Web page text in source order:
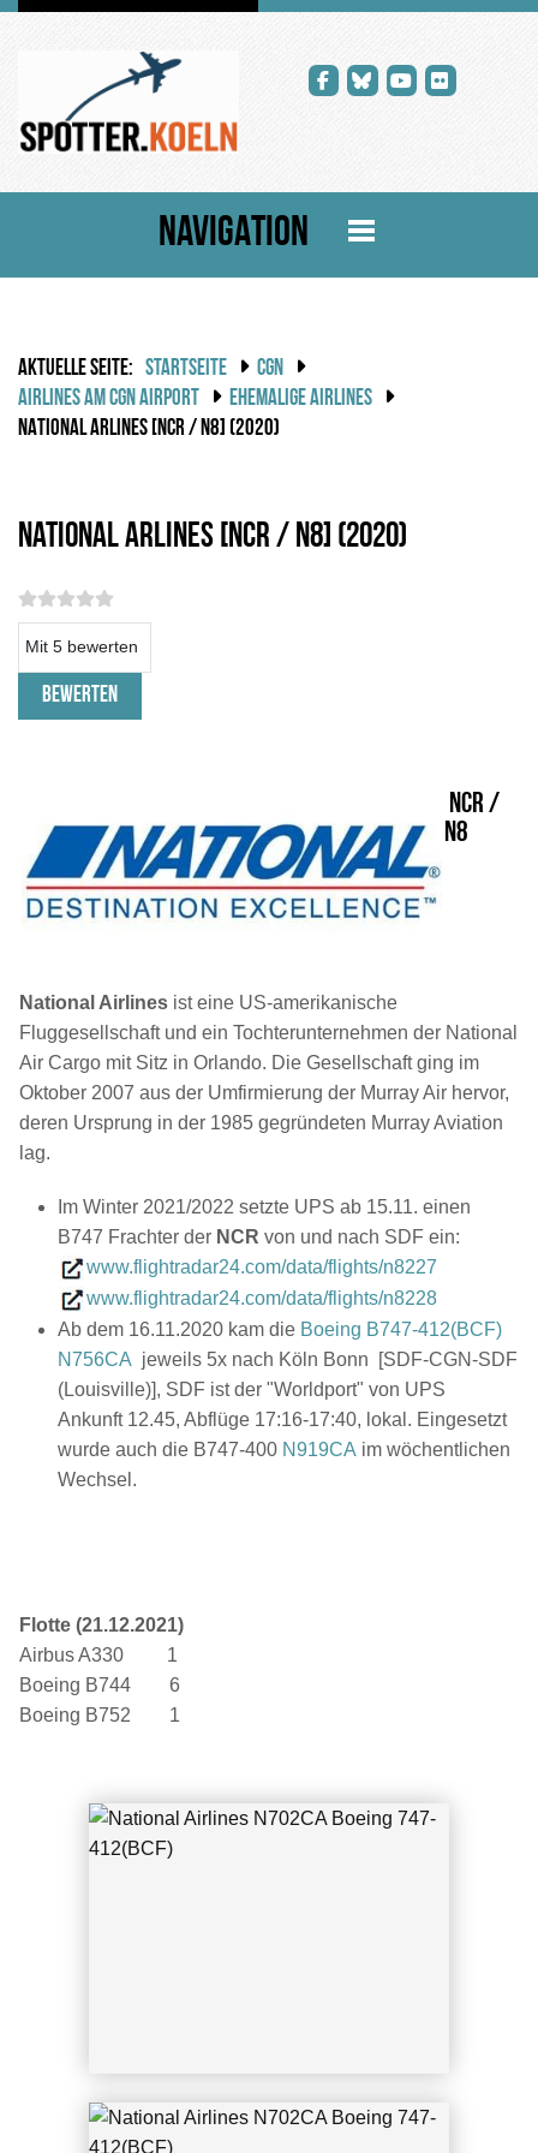
NAVIGATION
AKTUELLE SEITE: STARTSEITE
CGN
AIRLINES AM CGN AIRPORT
EHEMALIGE AIRLINES
NATIONAL ARLINES [NCR / N8] (2020)
National Arlines [NCR / N8] (2020)
Bitte bewerten
NCR /
N8
National Airlines ist eine US-amerikanische
Fluggesellschaft und ein Tochterunternehmen der National
Air Cargo mit Sitz in Orlando. Die Gesellschaft ging im
Oktober 2007 aus der Umfirmierung der Murray Air hervor,
deren Ursprung in der 1985 gegründeten Murray Aviation
lag.
Im Winter 2021/2022 setzte UPS ab 15.11. einen
B747 Frachter der NCR von und nach SDF ein:
www.flightradar24.com/data/flights/n8227
www.flightradar24.com/data/flights/n8228
Ab dem 16.11.2020 kam die Boeing B747-412(BCF)
N756CA jeweils 5x nach Köln Bonn [SDF-CGN-SDF
(Louisville)], SDF ist der "Worldport" von UPS
Ankunft 12.45, Abflüge 17:16-17:40, lokal. Eingesetzt
wurde auch die B747-400 N919CA im wöchentlichen
Wechsel.
Flotte (21.12.2021)
Airbus A330 1
Boeing B744 6
Boeing B752 1
National Airlines N702CA Boeing 747-4
12(BCF)
National Airlines N702CA Boeing 747-4